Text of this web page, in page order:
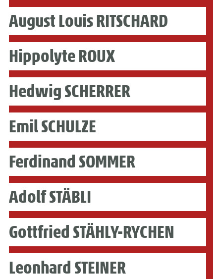
August Louis RITSCHARD
Hippolyte ROUX
Hedwig SCHERRER
Emil SCHULZE
Ferdinand SOMMER
Adolf STÄBLI
Gottfried STÄHLY-RYCHEN
Leonhard STEINER